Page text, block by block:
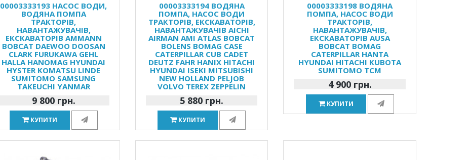
00003333193 НАСОС ВОДИ,
ВОДЯНА ПОМПА
ТРАКТОРІВ,
НАВАНТАЖУВАЧІВ,
ЕКСКАВАТОРІВ AMMANN
BOBCAT DAEWOO DOOSAN
CLARK FURUKAWA GEHL
HALLA HANOMAG HYUNDAI
HYSTER KOMATSU LINDE
SUMITOMO SAMSUNG
TAKEUCHI YANMAR
9 800 грн.
КУПИТИ
00003333194 ВОДЯНА
ПОМПА, НАСОС ВОДИ
ТРАКТОРІВ, ЕКСКАВАТОРІВ,
НАВАНТАЖУВАЧІВ AICHI
AIRMAN AMI ATLAS BOBCAT
BOLENS BOMAG CASE
CATERPILLAR CUB CADET
DEUTZ FAHR HANIX HITACHI
HYUNDAI ISEKI MITSUBISHI
NEW HOLLAND PELJOB
VOLVO TEREX ZEPPELIN
5 880 грн.
КУПИТИ
00003333198 ВОДЯНА
ПОМПА, НАСОС ВОДИ
ТРАКТОРІВ,
НАВАНТАЖУВАЧІВ,
ЕКСКАВАТОРІВ AUSA
BOBCAT BOMAG
CATERPILLAR HANTA
HYUNDAI HITACHI KUBOTA
SUMITOMO TCM
4 900 грн.
КУПИТИ